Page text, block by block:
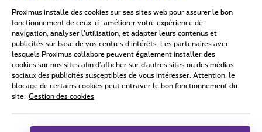
Conditions d'utilisation Accessibility statement
Tous droits réservés. © 2026
Conditions générales, info consommateur
Proximus installe des cookies sur ses sites web pour assurer le bon
fonctionnement de ceux-ci, améliorer votre expérience de
navigation, analyser l’utilisation, et adapter leurs contenus et
publicités sur base de vos centres d’intérêts. Les partenaires avec
lesquels Proximus collabore peuvent également installer des
cookies sur nos sites afin d’afficher sur d'autres sites ou des médias
sociaux des publicités susceptibles de vous intéresser. Attention, le
blocage de certains cookies peut entraver le bon fonctionnement du
site.
Gestion des cookies